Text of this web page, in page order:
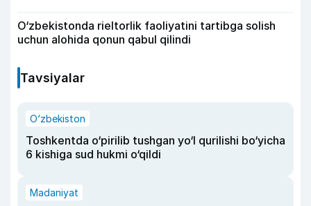
O‘zbekistonda rieltorlik faoliyatini tartibga solish
uchun alohida qonun qabul qilindi
Tavsiyalar
O‘zbekiston
Toshkentda o‘pirilib tushgan yo‘l qurilishi bo‘yicha
6 kishiga sud hukmi o‘qildi
Madaniyat